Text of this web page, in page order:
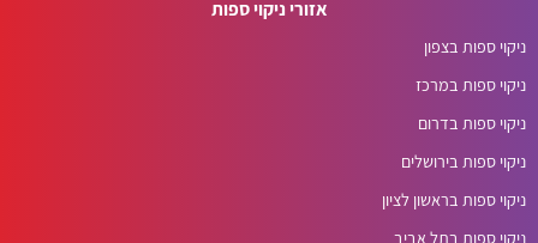
אזורי ניקוי ספות
ניקוי ספות בצפון
ניקוי ספות במרכז
ניקוי ספות בדרום
ניקוי ספות בירושלים
ניקוי ספות בראשון לציון
ניקוי ספות בתל אביב